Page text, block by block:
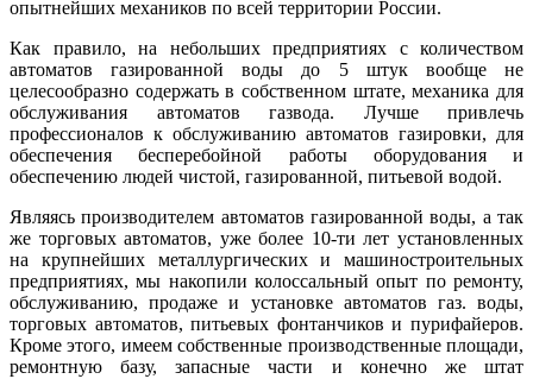
опытнейших механиков по всей территории России.
Как правило, на небольших предприятиях с количеством
автоматов газированной воды до 5 штук вообще не
целесообразно содержать в собственном штате, механика для
обслуживания автоматов газвода. Лучше привлечь
профессионалов к обслуживанию автоматов газировки, для
обеспечения беcперебойной работы оборудования и
обеспечению людей чистой, газированной, питьевой водой.
Являясь производителем автоматов газированной воды, а так
же торговых автоматов, уже более 10-ти лет установленных
на крупнейших металлургических и машиностроительных
предприятиях, мы накопили колоссальный опыт по ремонту,
обслуживанию, продаже и установке автоматов газ. воды,
торговых автоматов, питьевых фонтанчиков и пурифайеров.
Кроме этого, имеем собственные производственные площади,
ремонтную базу, запасные части и конечно же штат